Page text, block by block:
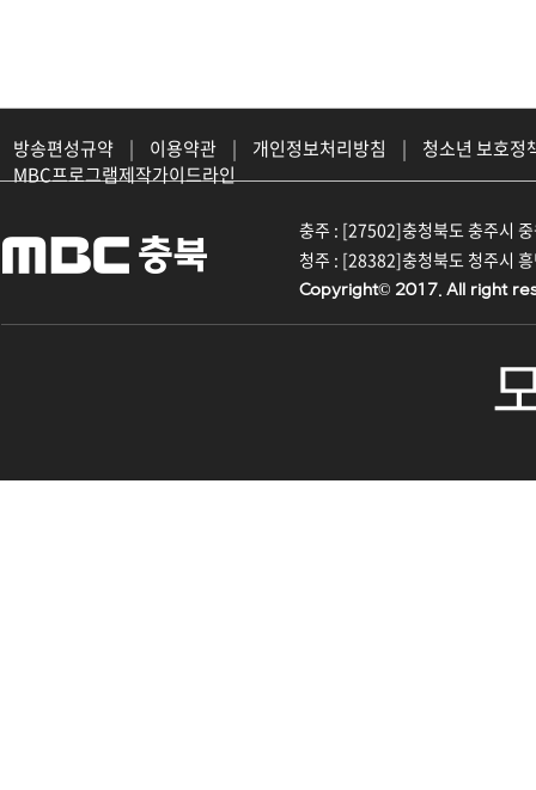
방송편성규약 | 이용약관 | 개인정보처리방침 |
청소년 보호정
MBC프로그램제작가이드라인
충주 : [27502]충청북도 충주시
청주 : [28382]충청북도 청주시
Copyright© 2017. All right